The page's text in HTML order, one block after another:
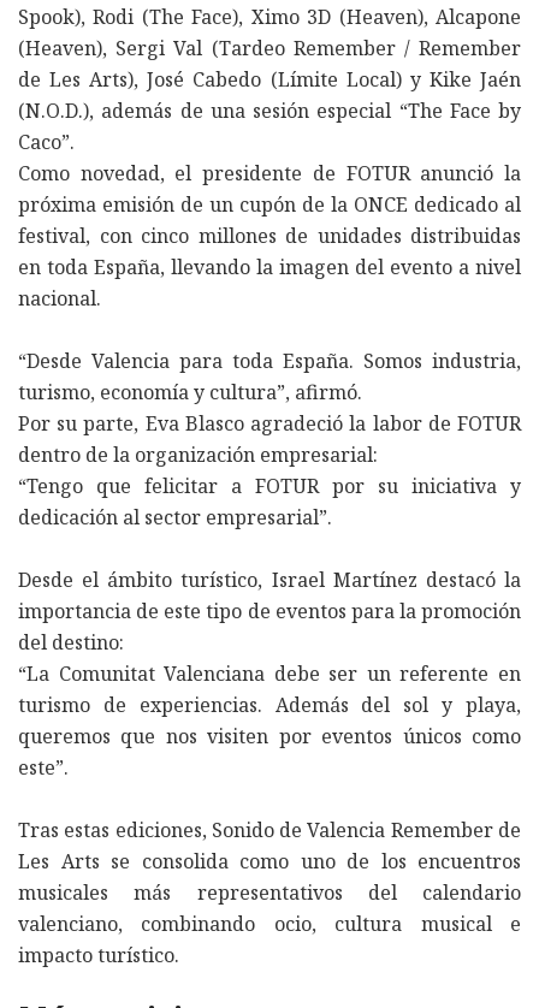
Spook), Rodi (The Face), Ximo 3D (Heaven), Alcapone
(Heaven), Sergi Val (Tardeo Remember / Remember
de Les Arts), José Cabedo (Límite Local) y Kike Jaén
(N.O.D.), además de una sesión especial “The Face by
Caco”.
Como novedad, el presidente de FOTUR anunció la
próxima emisión de un cupón de la ONCE dedicado al
festival, con cinco millones de unidades distribuidas
en toda España, llevando la imagen del evento a nivel
nacional.
“Desde Valencia para toda España. Somos industria,
turismo, economía y cultura”, afirmó.
Por su parte, Eva Blasco agradeció la labor de FOTUR
dentro de la organización empresarial:
“Tengo que felicitar a FOTUR por su iniciativa y
dedicación al sector empresarial”.
Desde el ámbito turístico, Israel Martínez destacó la
importancia de este tipo de eventos para la promoción
del destino:
“La Comunitat Valenciana debe ser un referente en
turismo de experiencias. Además del sol y playa,
queremos que nos visiten por eventos únicos como
este”.
Tras estas ediciones, Sonido de Valencia Remember de
Les Arts se consolida como uno de los encuentros
musicales más representativos del calendario
valenciano, combinando ocio, cultura musical e
impacto turístico.